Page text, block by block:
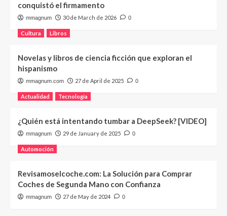
conquistó el firmamento
mmagnum 30 de March de 2026 0
Cultura Libros
Novelas y libros de ciencia ficción que exploran el
hispanismo
mmagnum.com 27 de April de 2025 0
Actualidad Tecnología
¿Quién está intentando tumbar a DeepSeek? [VIDEO]
mmagnum 29 de January de 2025 0
Automoción
Revisamoselcoche.com: La Solución para Comprar
Coches de Segunda Mano con Confianza
mmagnum 27 de May de 2024 0